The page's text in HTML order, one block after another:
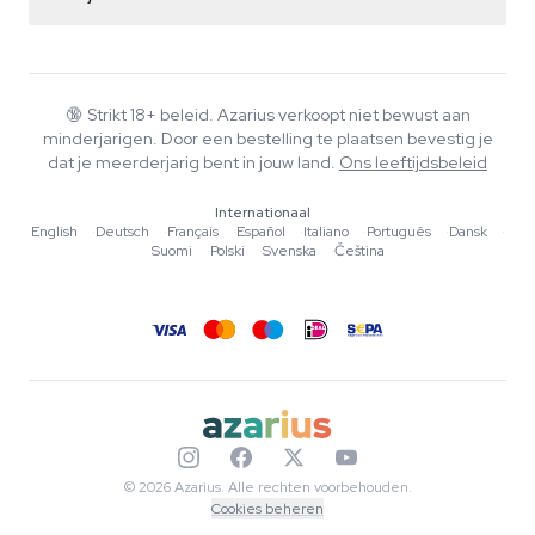
Retourbeleid
Veelgestelde vragen
Privacybeleid
Wiki
Muziek
Redactionele normen
Tools & Calculators
🔞 Strikt 18+ beleid. Azarius verkoopt niet bewust aan
minderjarigen. Door een bestelling te plaatsen bevestig je
dat je meerderjarig bent in jouw land. Ons leeftijdsbeleid
Internationaal
English
·Deutsch ·Français ·Español ·Italiano ·Português ·Dansk
·
Suomi
·Polski ·Svenska ·Čeština
© 2026 Azarius. Alle rechten voorbehouden.
Cookies beheren